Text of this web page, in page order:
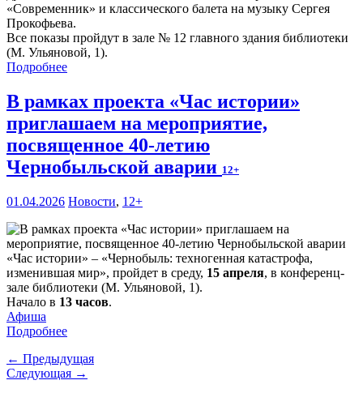
«Современник» и классического балета на музыку Сергея
Прокофьева.
Все показы пройдут в зале № 12 главного здания библиотеки
(М. Ульяновой, 1).
Подробнее
В рамках проекта «Час истории»
приглашаем на мероприятие,
посвященное 40-летию
Чернобыльской аварии 12+
01.04.2026 Новости, 12+
«Час истории» – «Чернобыль: техногенная катастрофа,
изменившая мир», пройдет в среду, 15 апреля, в конференц-
зале библиотеки (М. Ульяновой, 1).
Начало в 13 часов.
Афиша
Подробнее
← Предыдущая
Следующая →